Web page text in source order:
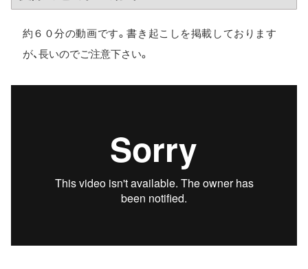
約６０分の動画です。書き起こしを掲載しております
が、長いのでご注意下さい。